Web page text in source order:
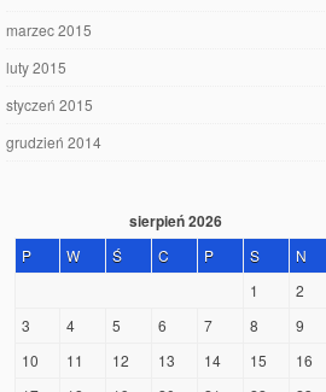
marzec 2015
luty 2015
styczeń 2015
grudzień 2014
sierpień 2026
P W Ś C P S
N
1
2
3
4 5 6 7 8
9
10
11 12 13 14 15
16